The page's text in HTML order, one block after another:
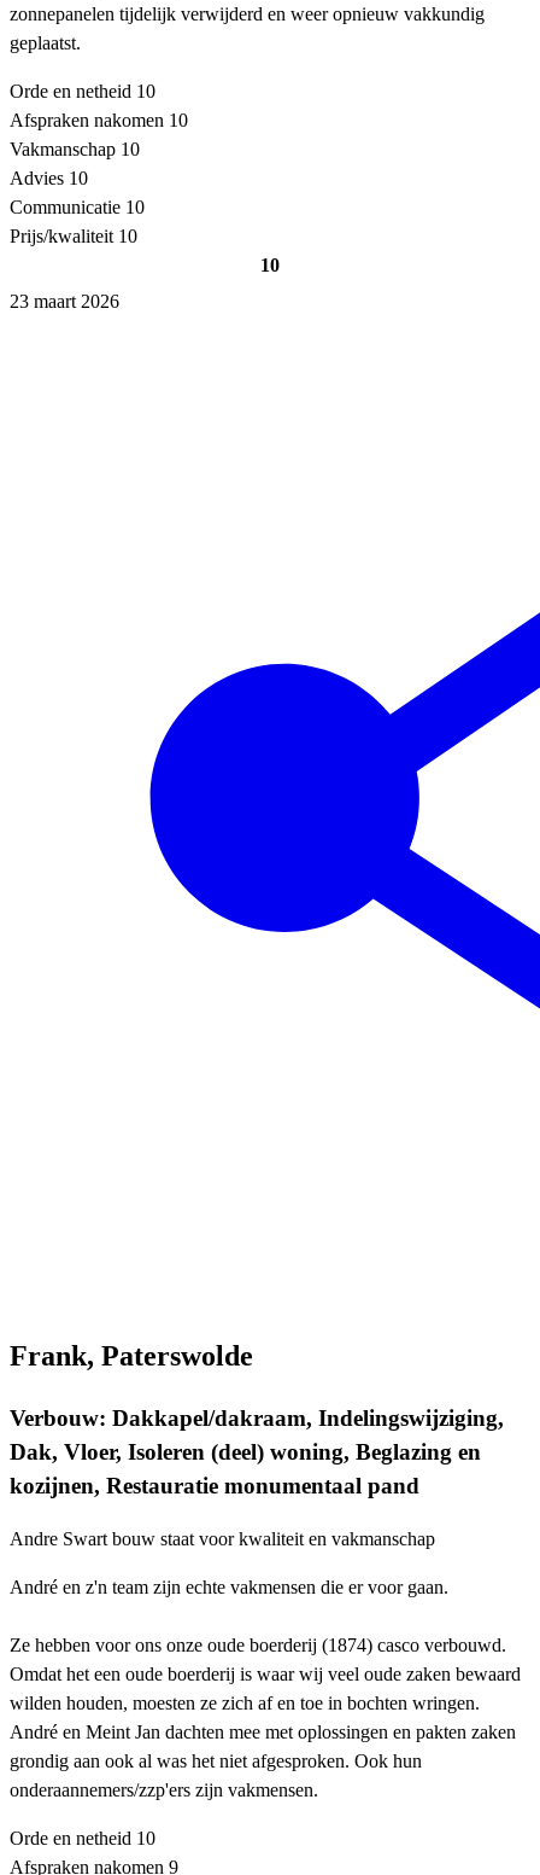
zonnepanelen tijdelijk verwijderd en weer opnieuw vakkundig
geplaatst.
Orde en netheid 10
Afspraken nakomen 10
Vakmanschap 10
Advies 10
Communicatie 10
Prijs/kwaliteit 10
10
23 maart 2026
Frank, Paterswolde
Verbouw: Dakkapel/dakraam, Indelingswijziging,
Dak, Vloer, Isoleren (deel) woning, Beglazing en
kozijnen, Restauratie monumentaal pand
Andre Swart bouw staat voor kwaliteit en vakmanschap
André en z'n team zijn echte vakmensen die er voor gaan.
Ze hebben voor ons onze oude boerderij (1874) casco verbouwd.
Omdat het een oude boerderij is waar wij veel oude zaken bewaard
wilden houden, moesten ze zich af en toe in bochten wringen.
André en Meint Jan dachten mee met oplossingen en pakten zaken
grondig aan ook al was het niet afgesproken. Ook hun
onderaannemers/zzp'ers zijn vakmensen.
Orde en netheid 10
Afspraken nakomen 9